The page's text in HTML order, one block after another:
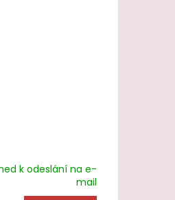
k odeslání na e-
mail